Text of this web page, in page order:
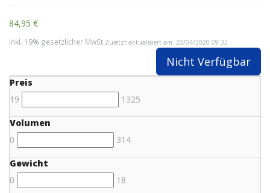
84,95 €
inkl. 19% gesetzlicher MwSt.Zuletzt aktualisiert am: 20/04/2020 09:32
Nicht Verfügbar
Preis
19
1325
Volumen
0
314
Gewicht
0
18